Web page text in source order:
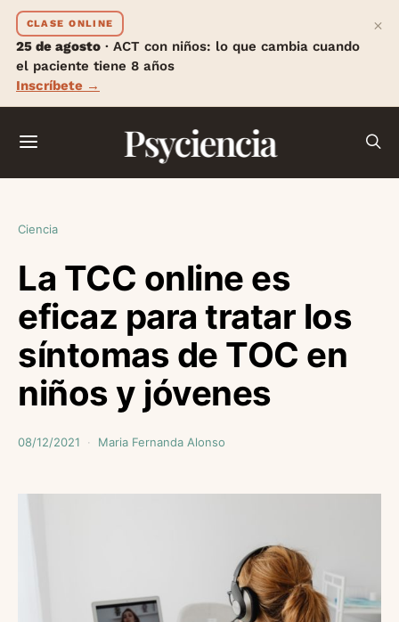
CLASE ONLINE
25 de agosto · ACT con niños: lo que cambia cuando
el paciente tiene 8 años
Inscríbete →
×
Psyciencia
Ciencia
La TCC online es
eficaz para tratar los
síntomas de TOC en
niños y jóvenes
08/12/2021 Maria Fernanda Alonso